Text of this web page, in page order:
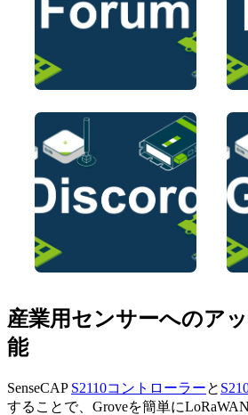
産業用センサーへのア
能
SenseCAP S2110コントローラーと
することで、Groveを簡単に